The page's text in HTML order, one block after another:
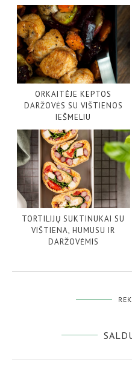
ORKAITĖJE KEPTOS
DARŽOVĖS SU VIŠTIENOS
IEŠMELIU
TORTILIJŲ SUKTINUKAI SU
VIŠTIENA, HUMUSU IR
DARŽOVĖMIS